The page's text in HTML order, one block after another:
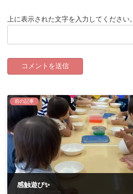
上に表示された文字を入力してください。
前の記事
感触遊び✨